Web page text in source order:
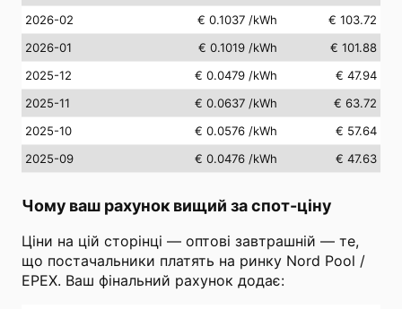
2026-02
€ 0.1037 /kWh
€ 103.72
2026-01
€ 0.1019 /kWh
€ 101.88
2025-12
€ 0.0479 /kWh
€ 47.94
2025-11
€ 0.0637 /kWh
€ 63.72
2025-10
€ 0.0576 /kWh
€ 57.64
2025-09
€ 0.0476 /kWh € 47.63
Чому ваш рахунок вищий за спот-ціну
Ціни на цій сторінці — оптові завтрашній — те,
що постачальники платять на ринку Nord Pool /
EPEX. Ваш фінальний рахунок додає: